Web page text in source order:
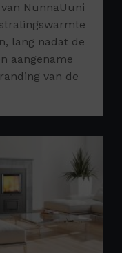
NunnaUuni
lang nadat de
aangename
van de